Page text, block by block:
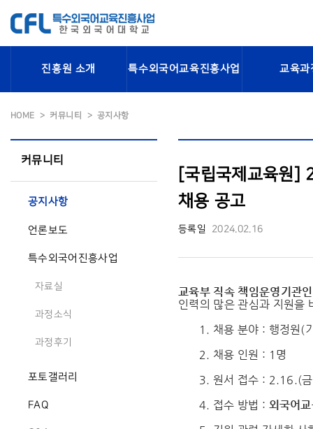
진흥원 소개 특수외국어교육진흥사업 교육과
HOME 커뮤니티 공지사항
커뮤니티
공지사항
언론보도
특수외국어진흥사업
자료실
과정소식
과정후기
포토갤러리
FAQ
[국립국제교육원]
채용 공고
등록일 2024.02.16
교육부 직속 책임운영기관
인력의 많은 관심과 지원을
1. 채용 분야 : 행정원(
2. 채용 인원 : 1명
3. 원서 접수 : 2.16.(
4. 접수 방법 : 외국어